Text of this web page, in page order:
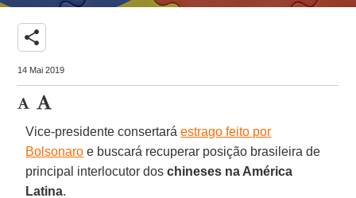
share
14 Mai 2019
Vice-presidente consertaráestrago feito por
Bolsonaro e buscará recuperar posição brasileira de
principal interlocutor doschineses na América
Latina.